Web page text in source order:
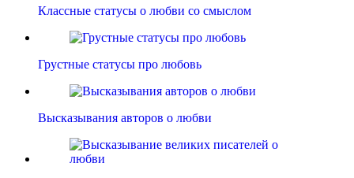
Классные статусы о любви со смыслом
Грустные статусы про любовь
Высказывания авторов о любви